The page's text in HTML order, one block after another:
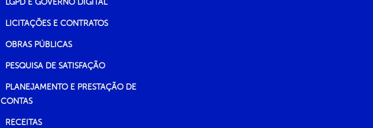
LGPD E GOVERNO DIGITAL
LICITAÇÕES E CONTRATOS
OBRAS PÚBLICAS
PESQUISA DE SATISFAÇÃO
PLANEJAMENTO E PRESTAÇÃO DE
CONTAS
RECEITAS